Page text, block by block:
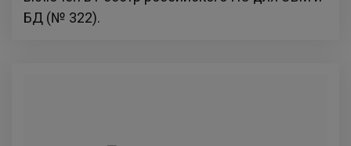
БД (№ 322).